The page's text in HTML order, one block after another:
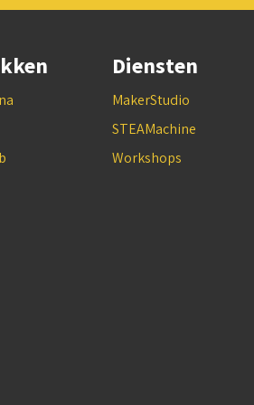
Diensten
MakerStudio
STEAMachine
Workshops